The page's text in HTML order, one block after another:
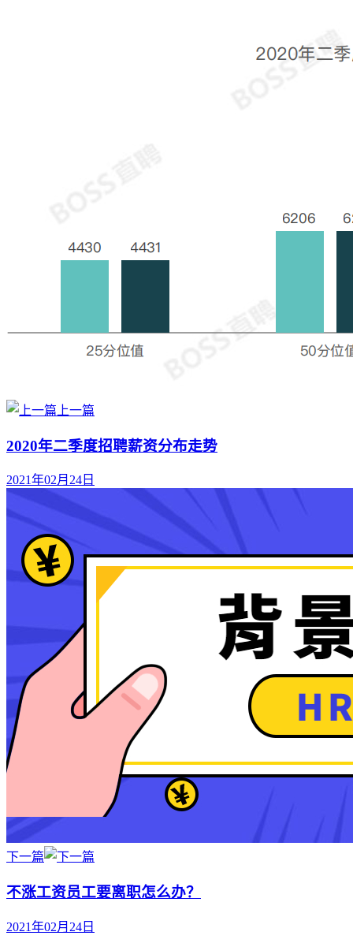
上一篇
2020年⼆季度招聘薪资分布⾛势
2021年02月24日
下一篇
不涨工资员工要离职怎么办？
2021年02月24日